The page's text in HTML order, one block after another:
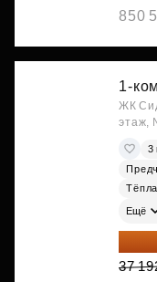
850
1-
ЖК
этаж,
3
Ещё
30
37